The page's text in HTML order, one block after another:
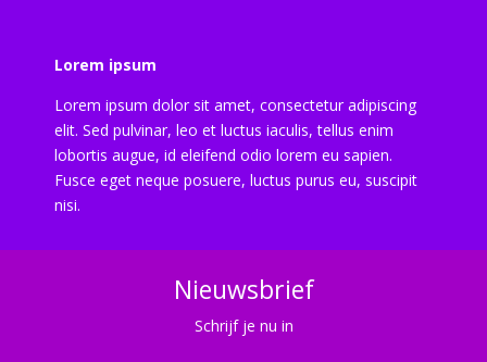
Lorem ipsum
Lorem ipsum dolor sit amet, consectetur adipiscing
elit. Sed pulvinar, leo et luctus iaculis, tellus enim
lobortis augue, id eleifend odio lorem eu sapien.
Fusce eget neque posuere, luctus purus eu, suscipit
nisi.
Nieuwsbrief
Schrijf je nu in